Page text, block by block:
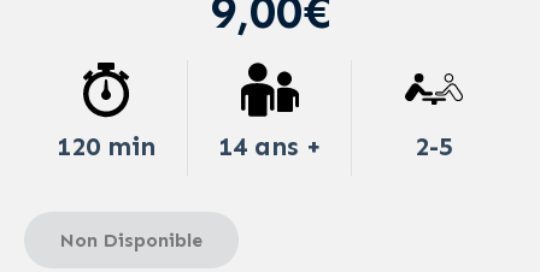
9,00€
120 min 14 ans + 2-5
Non Disponible